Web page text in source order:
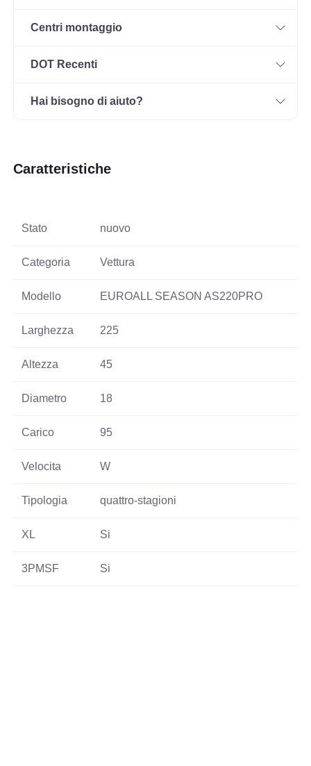
Centri montaggio
DOT Recenti
Hai bisogno di aiuto?
Caratteristiche
Stato nuovo
Categoria Vettura
Modello EUROALL SEASON AS220PRO
Larghezza 225
Altezza 45
Diametro 18
Carico 95
Velocita W
Tipologia quattro-stagioni
XL Si
3PMSF Si